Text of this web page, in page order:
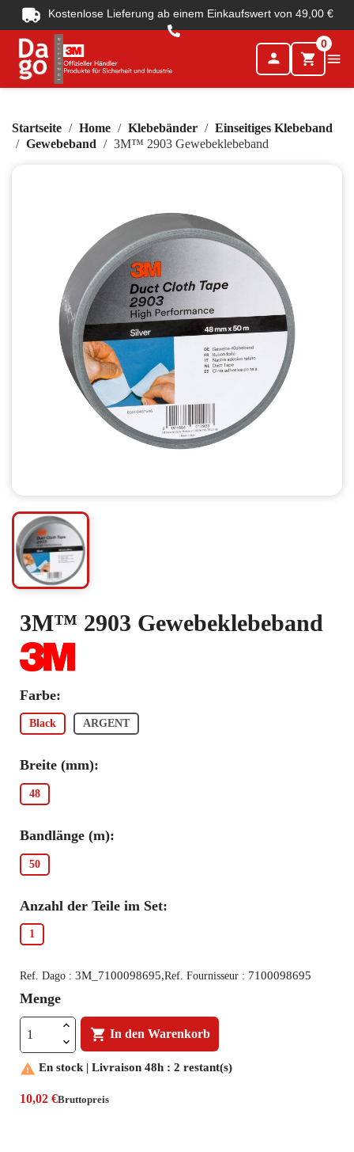
Kostenlose Lieferung ab einem Einkaufswert von 49,00 €
person shopping_cart
0

Startseite Home Klebebänder
Einseitiges Klebeband
Gewebeband
3M™ 2903 Gewebeklebeband
3M™ 2903 Gewebeklebeband
Farbe:
Black ARGENT
Breite (mm):
48
Bandlänge (m):
50
Anzahl der Teile im Set:
1
Ref. Dago : 3M_7100098695,Ref. Fournisseur : 7100098695
Menge
 In den Warenkorb
 En stock | Livraison 48h : 2 restant(s)
10,02 €Bruttopreis